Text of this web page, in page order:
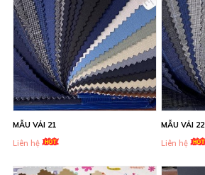
MẪU VẢI 21
Liên hệ
MẪU VẢI 22
Liên hệ